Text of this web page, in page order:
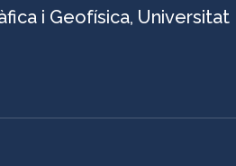
i Geofísica,